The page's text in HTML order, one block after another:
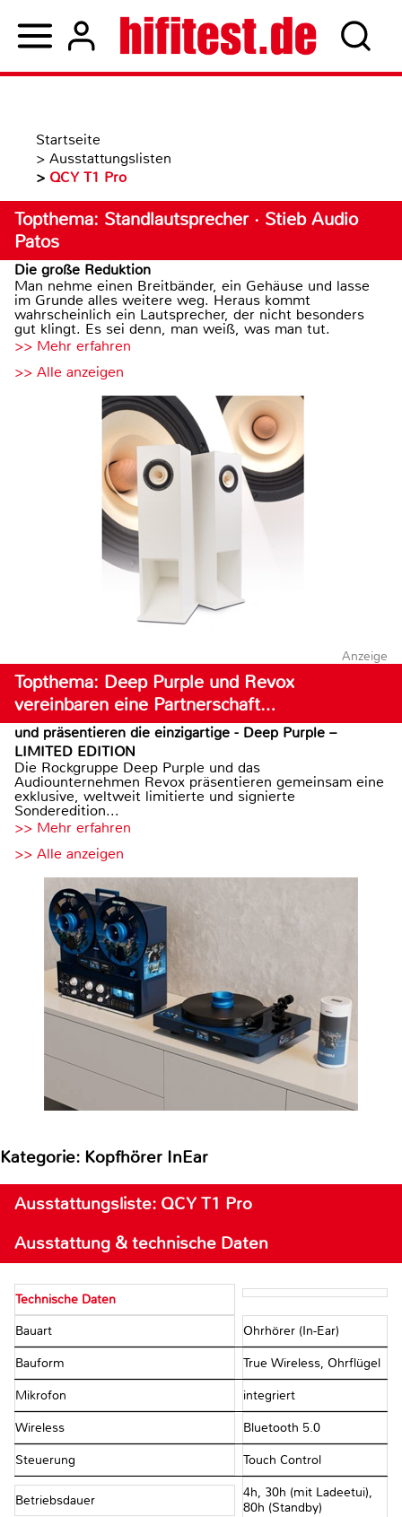
Startseite
> Ausstattungslisten
> QCY T1 Pro
Topthema: Standlautsprecher · Stieb Audio
Patos
Die große Reduktion
Man nehme einen Breitbänder, ein Gehäuse und lasse
im Grunde alles weitere weg. Heraus kommt
wahrscheinlich ein Lautsprecher, der nicht besonders
gut klingt. Es sei denn, man weiß, was man tut.
>> Mehr erfahren
>> Alle anzeigen
Anzeige
Topthema: Deep Purple und Revox
vereinbaren eine Partnerschaft…
und präsentieren die einzigartige - Deep Purple –
LIMITED EDITION
Die Rockgruppe Deep Purple und das
Audiounternehmen Revox präsentieren gemeinsam eine
exklusive, weltweit limitierte und signierte
Sonderedition...
>> Mehr erfahren
>> Alle anzeigen
Kategorie: Kopfhörer InEar
Ausstattungsliste: QCY T1 Pro
Ausstattung & technische Daten
Technische Daten
Bauart Ohrhörer (In-Ear)
Bauform True Wireless, Ohrflügel
Mikrofon integriert
Wireless Bluetooth 5.0
Steuerung Touch Control
Betriebsdauer
4h, 30h (mit Ladeetui),
80h (Standby)